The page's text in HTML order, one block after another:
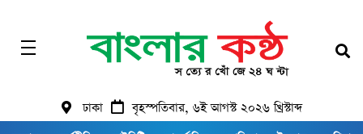
ঢাকা বৃহস্পতিবার, ৬ই আগস্ট ২০২৬ খ্রিস্টাব্দ